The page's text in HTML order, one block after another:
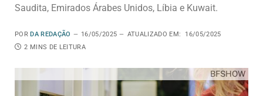
Saudita, Emirados Árabes Unidos, Líbia e Kuwait.
POR DA REDAÇÃO 16/05/2025 ATUALIZADO EM:
16/05/2025
2 MINS DE LEITURA
BFSHOW